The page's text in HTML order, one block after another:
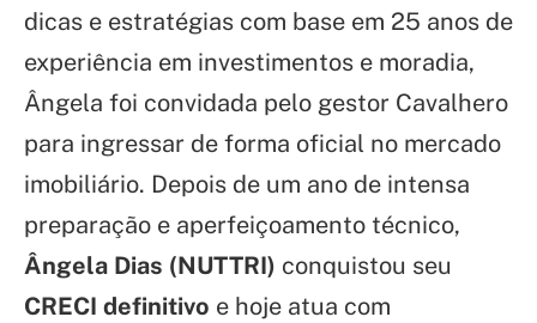
dicas e estratégias com base em 25 anos de
experiência em investimentos e moradia,
Ângela foi convidada pelo gestor Cavalhero
para ingressar de forma oficial no mercado
imobiliário. Depois de um ano de intensa
preparação e aperfeiçoamento técnico,
Ângela Dias (NUTTRI) conquistou seu
CRECI definitivo e hoje atua com